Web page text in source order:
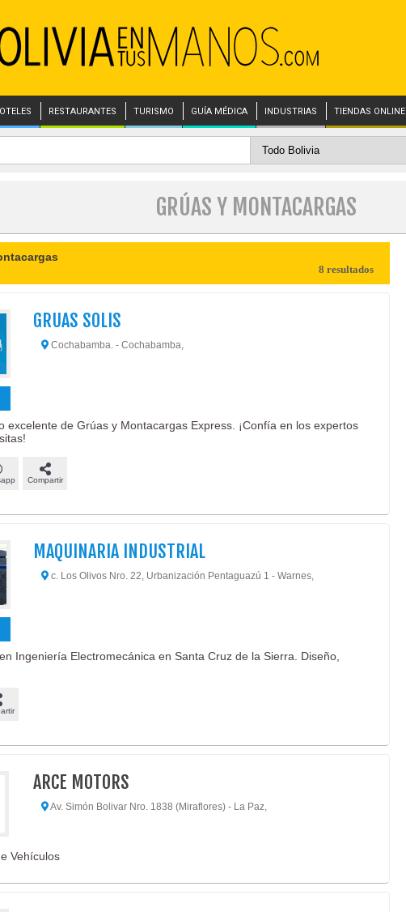
RESTAURANTES TURISMO GUÍA MÉDICA INDUSTRIAS TIENDAS ONLINE
GRÚAS Y MONTACARGAS
8 resultados
GRUAS SOLIS
Cochabamba. - Cochabamba,
excelente de Grúas y Montacargas Express. ¡Confía en los expertos
Compartir
MAQUINARIA INDUSTRIAL
c. Los Olivos Nro. 22, Urbanización Pentaguazú 1 - Warnes,
Ingeniería Electromecánica en Santa Cruz de la Sierra. Diseño,
ARCE MOTORS
Av. Simón Bolivar Nro. 1838 (Miraflores) - La Paz,
Vehículos